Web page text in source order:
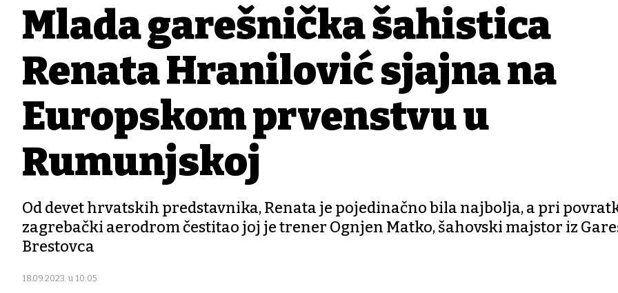
Mlada garešnička šahistica
Renata Hranilović sjajna na
Europskom prvenstvu u
Rumunjskoj
Od devet hrvatskih predstavnika, Renata je pojedinačno bila najbolja, a pri
zagrebački aerodrom čestitao joj je trener Ognjen Matko, šahovski majstor iz
Brestovca
18.09.2023. u 10:05